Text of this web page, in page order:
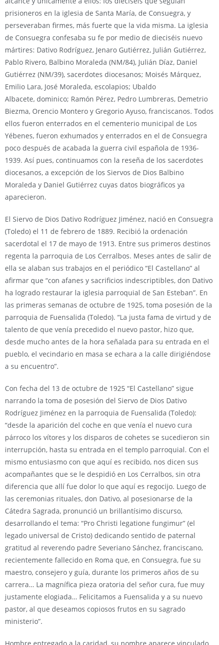
prisioneros en la iglesia de Santa María, de Consuegra, y
perseveraban firmes, más fuerte que la vida misma. La iglesia
de Consuegra confesaba su fe por medio de dieciséis nuevo
mártires: Dativo Rodríguez, Jenaro Gutiérrez, Julián Gutiérrez,
Pablo Rivero, Balbino Moraleda (NM/84), Julián Díaz, Daniel
Gutiérrez (NM/39), sacerdotes diocesanos; Moisés Márquez,
Emilio Lara, José Moraleda, escolapios; Ubaldo
Albacete, dominico; Ramón Pérez, Pedro Lumbreras, Demetrio
Biezma, Orencio Montero y Gregorio Ayuso, franciscanos. Todos
ellos fueron enterrados en el cementerio municipal de Los
Yébenes, fueron exhumados y enterrados en el de Consuegra
poco después de acabada la guerra civil española de 1936-
1939. Así pues, continuamos con la reseña de los sacerdotes
diocesanos, a excepción de los Siervos de Dios Balbino
Moraleda y Daniel Gutiérrez cuyas datos biográficos ya
aparecieron.
El Siervo de Dios Dativo Rodríguez Jiménez, nació en Consuegra
(Toledo) el 11 de febrero de 1889. Recibió la ordenación
sacerdotal el 17 de mayo de 1913. Entre sus primeros destinos
regenta la parroquia de Los Cerralbos. Meses antes de salir de
ella se alaban sus trabajos en el periódico “El Castellano” al
afirmar que “con afanes y sacrificios indescriptibles, don Dativo
ha logrado restaurar la iglesia parroquial de San Esteban”. En
las primeras semanas de octubre de 1925, toma posesión de la
parroquia de Fuensalida (Toledo). “La justa fama de virtud y de
talento de que venía precedido el nuevo pastor, hizo que,
desde mucho antes de la hora señalada para su entrada en el
pueblo, el vecindario en masa se echara a la calle dirigiéndose
a su encuentro”.
Con fecha del 13 de octubre de 1925 “El Castellano” sigue
narrando la toma de posesión del Siervo de Dios Dativo
Rodríguez Jiménez en la parroquia de Fuensalida (Toledo):
“desde la aparición del coche en que venía el nuevo cura
párroco los vítores y los disparos de cohetes se sucedieron sin
interrupción, hasta su entrada en el templo parroquial. Con el
mismo entusiasmo con que aquí es recibido, nos dicen sus
acompañantes que se le despidió en Los Cerralbos, sin otra
diferencia que allí fue dolor lo que aquí es regocijo. Luego de
las ceremonias rituales, don Dativo, al posesionarse de la
Cátedra Sagrada, pronunció un brillantísimo discurso,
desarrollando el tema: “Pro Christi legatione fungimur” (el
legado universal de Cristo) dedicando sentido de paternal
gratitud al reverendo padre Severiano Sánchez, franciscano,
recientemente fallecido en Roma que, en Consuegra, fue su
maestro, consejero y guía, durante los primeros años de su
carrera… La magnífica pieza oratoria del señor cura, fue muy
justamente elogiada… Felicitamos a Fuensalida y a su nuevo
pastor, al que deseamos copiosos frutos en su sagrado
ministerio”.